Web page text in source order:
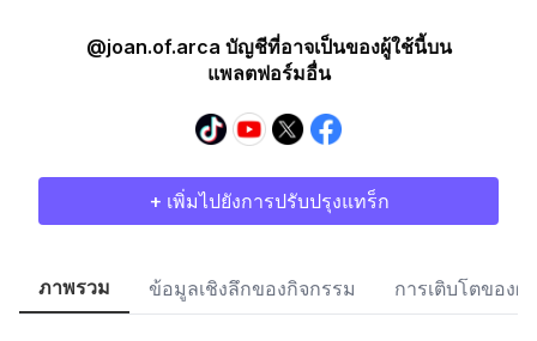
@joan.of.arca บัญชีที่อาจเป็นของผู้ใช้นี้บน
แพลตฟอร์มอื่น
+ เพิ่มไปยังการปรับปรุงแทร็ก
ภาพรวม ข้อมูลเชิงลึกของกิจกรรม การเติบโตของผู้